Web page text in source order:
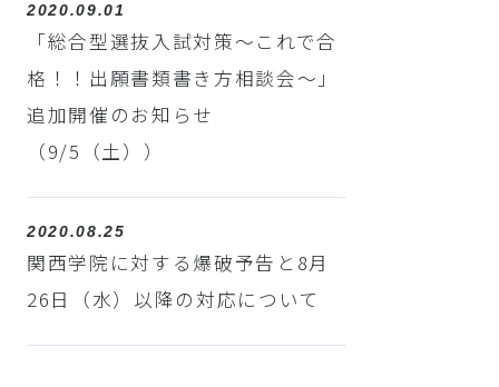
2020.09.01
「総合型選抜入試対策～これで合
格！！出願書類書き方相談会～」
追加開催のお知らせ
（9/5（土））
2020.08.25
関西学院に対する爆破予告と8月
26日（水）以降の対応について